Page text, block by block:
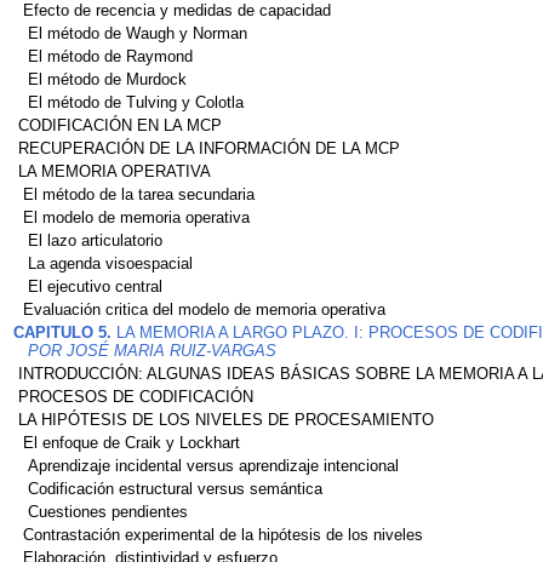
Efecto de recencia y medidas de capacidad
El método de Waugh y Norman
El método de Raymond
El método de Murdock
El método de Tulving y Colotla
CODIFICACIÓN EN LA MCP
RECUPERACIÓN DE LA INFORMACIÓN DE LA MCP
LA MEMORIA OPERATIVA
El método de la tarea secundaria
El modelo de memoria operativa
El lazo articulatorio
La agenda visoespacial
El ejecutivo central
Evaluación critica del modelo de memoria operativa
CAPITULO 5. LA MEMORIA A LARGO PLAZO. I: PROCESOS DE
POR JOSÉ MARIA RUIZ-VARGAS
INTRODUCCIÓN: ALGUNAS IDEAS BÁSICAS SOBRE LA MEMORIA A
PROCESOS DE CODIFICACIÓN
LA HIPÓTESIS DE LOS NIVELES DE PROCESAMIENTO
El enfoque de Craik y Lockhart
Aprendizaje incidental versus aprendizaje intencional
Codificación estructural versus semántica
Cuestiones pendientes
Contrastación experimental de la hipótesis de los niveles
Elaboración, distintividad y esfuerzo